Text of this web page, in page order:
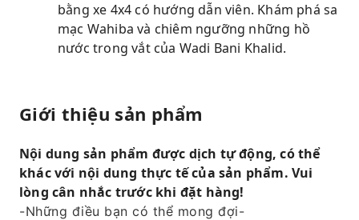
bằng xe 4x4 có hướng dẫn viên. Khám phá sa
mạc Wahiba và chiêm ngưỡng những hồ
nước trong vắt của Wadi Bani Khalid.
Giới thiệu sản phẩm
Nội dung sản phẩm được dịch tự động, có thể
khác với nội dung thực tế của sản phẩm. Vui
lòng cân nhắc trước khi đặt hàng!
-Những điều bạn có thể mong đợi-